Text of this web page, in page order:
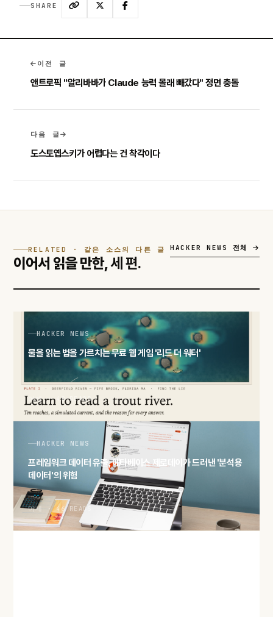
SHARE
이전 글
앤트로픽 "알리바바가 Claude 능력 몰래 빼갔다" 정면 충돌
다음 글
도스토옙스키가 어렵다는 건 착각이다
RELATED · 같은 소스의 다른 글
이어서 읽을 만한,세 편.
HACKER NEWS 전체
HACKER NEWS
물을 읽는 법을 가르치는 무료 웹 게임 '리드 더 워터'
어제 · 48 READS
HACKER NEWS
프레임워크 데이터 유출, 메타베이스 제로데이가 드러낸 '분석용
데이터'의 위험
어제 · 46 READS